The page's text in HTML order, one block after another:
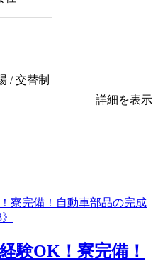
/ 交替制
詳細を表示
験OK！寮完備！